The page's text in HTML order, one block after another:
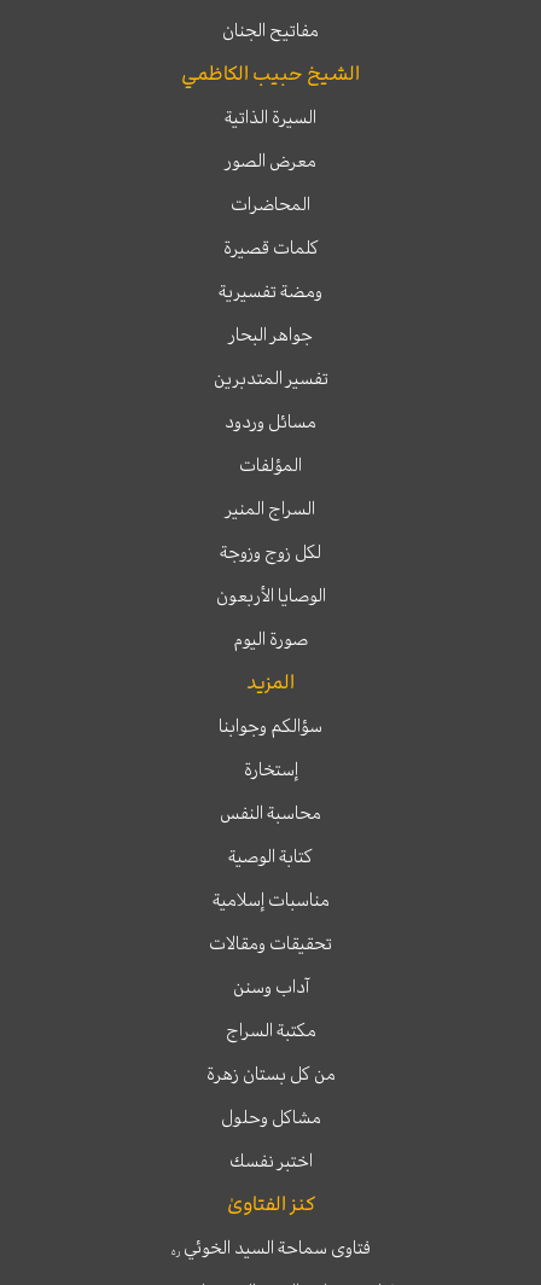
مفاتيح الجنان
الشيخ حبيب الكاظمي
السيرة الذاتية
معرض الصور
المحاضرات
كلمات قصيرة
ومضة تفسيرية
جواهر البحار
تفسير المتدبرين
مسائل وردود
المؤلفات
السراج المنير
لكل زوج وزوجة
الوصايا الأربعون
صورة اليوم
المزيد
سؤالكم وجوابنا
إستخارة
محاسبة النفس
كتابة الوصية
مناسبات إسلامية
تحقيقات ومقالات
آداب وسنن
مكتبة السراج
من كل بستان زهرة
مشاكل وحلول
اختبر نفسك
كنز الفتاوىٰ
فتاوى سماحة السيد الخوئيره